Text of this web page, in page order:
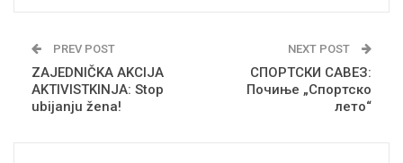
PREV POST
ZAJEDNIČKA AKCIJA
AKTIVISTKINJA: Stop
ubijanju žena!
NEXT POST
СПОРТСКИ САВЕЗ:
Почиње „Спортско
лето“